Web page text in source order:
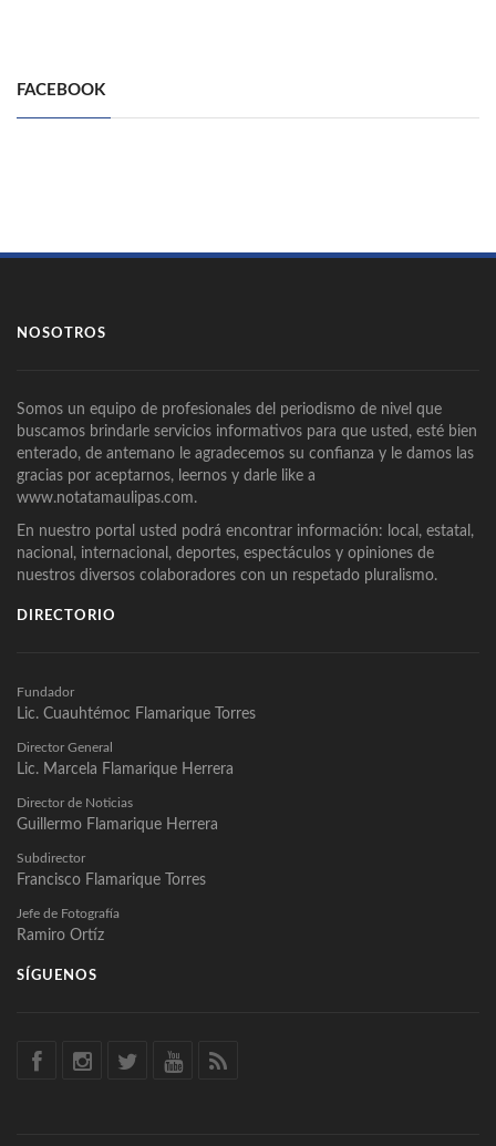
FACEBOOK
NOSOTROS
Somos un equipo de profesionales del periodismo de nivel que
buscamos brindarle servicios informativos para que usted, esté bien
enterado, de antemano le agradecemos su confianza y le damos las
gracias por aceptarnos, leernos y darle like a
www.notatamaulipas.com.
En nuestro portal usted podrá encontrar información: local, estatal,
nacional, internacional, deportes, espectáculos y opiniones de
nuestros diversos colaboradores con un respetado pluralismo.
DIRECTORIO
Fundador
Lic. Cuauhtémoc Flamarique Torres
Director General
Lic. Marcela Flamarique Herrera
Director de Noticias
Guillermo Flamarique Herrera
Subdirector
Francisco Flamarique Torres
Jefe de Fotografía
Ramiro Ortíz
SÍGUENOS